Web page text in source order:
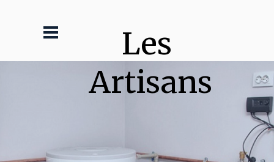
Les
Artisans